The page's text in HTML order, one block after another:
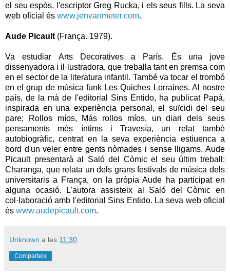
el seu espòs, l'escriptor Greg Rucka, i els seus fills. La seva
web oficial és www.jenvanmeter.com.
Aude Picault (França. 1979).
Va estudiar Arts Decoratives a París. És una jove
dissenyadora i il·lustradora, que treballa tant en premsa com
en el sector de la literatura infantil. També va tocar el trombó
en el grup de música funk Les Quiches Lorraines. Al nostre
país, de la mà de l'editorial Sins Entido, ha publicat Papá,
inspirada en una experiència personal, el suïcidi del seu
pare; Rollos míos, Más rollos míos, un diari dels seus
pensaments més íntims i Travesía, un relat també
autobiogràfic, centrat en la seva experiència estiuenca a
bord d'un veler entre gents nòmades i sense lligams. Aude
Picault presentarà al Saló del Còmic el seu últim treball:
Charanga, que relata un dels grans festivals de música dels
universitaris a França, on la pròpia Aude ha participat en
alguna ocasió. L'autora assisteix al Saló del Còmic en
col·laboració amb l'editorial Sins Entido. La seva web oficial
és www.audepicault.com.
Unknown a les 11:30
Comparteix